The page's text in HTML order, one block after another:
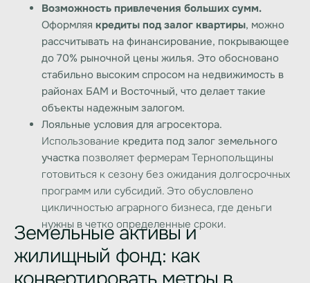
Возможность привлечения больших сумм.
Оформляя кредиты под залог квартиры, можно
рассчитывать на финансирование, покрывающее
до 70% рыночной цены жилья. Это обосновано
стабильно высоким спросом на недвижимость в
районах БАМ и Восточный, что делает такие
объекты надежным залогом.
Лояльные условия для агросектора.
Использование кредита под залог земельного
участка позволяет фермерам Тернопольщины
готовиться к сезону без ожидания долгосрочных
программ или субсидий. Это обусловлено
цикличностью аграрного бизнеса, где деньги
нужны в четко определенные сроки.
Земельные активы и
жилищный фонд: как